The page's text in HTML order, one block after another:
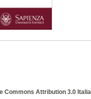
Commons Attribution 3.0 Italia